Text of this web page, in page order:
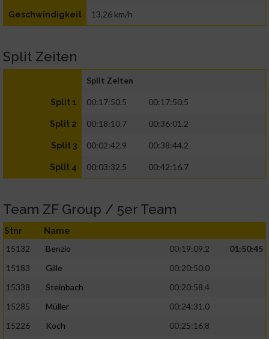
Geschwindigkeit 13,26 km/h
Split Zeiten
Split Zeiten
Split 1 00:17:50.5 00:17:50.5
Split 2 00:18:10.7 00:36:01.2
Split 3 00:02:42.9 00:38:44.2
Split 4 00:03:32.5 00:42:16.7
Team ZF Group / 5er Team
Stnr Name
15132 Benzio 00:19:09.2
01:50:45
15183
Gille
00:20:50.0
15338
Steinbach
00:20:58.4
15285
Müller
00:24:31.0
15226
Koch
00:25:16.8